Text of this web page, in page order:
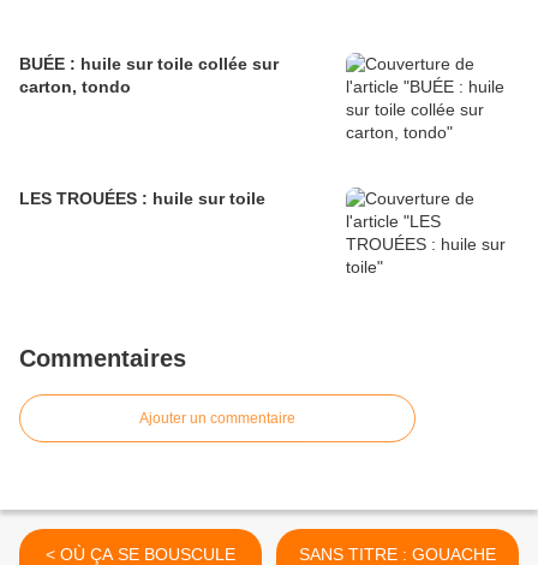
BUÉE : huile sur toile collée sur
carton, tondo
LES TROUÉES : huile sur toile
Commentaires
Ajouter un commentaire
< OÙ ÇA SE BOUSCULE
SANS TITRE : GOUACHE